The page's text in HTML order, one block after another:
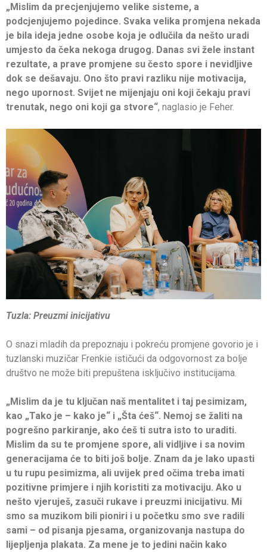
„Mislim da precjenjujemo velike sisteme, a
podcjenjujemo pojedince. Svaka velika promjena nekada
je bila ideja jedne osobe koja je odlučila da nešto uradi
umjesto da čeka nekoga drugog. Danas svi žele instant
rezultate, a prave promjene su često spore i nevidljive
dok se dešavaju. Ono što pravi razliku nije motivacija,
nego upornost. Svijet ne mijenjaju oni koji čekaju pravi
trenutak, nego oni koji ga stvore“, naglasio je Feher.
Tuzla: Preuzmi inicijativu
O snazi mladih da prepoznaju i pokreću promjene govorio je i
tuzlanski muzičar Frenkie ističući da odgovornost za bolje
društvo ne može biti prepuštena isključivo institucijama.
„Mislim da je tu ključan naš mentalitet i taj pesimizam,
kao „Tako je – kako je“ i „Šta ćeš“. Nemoj se žaliti na
pogrešno parkiranje, ako ćeš ti sutra isto to uraditi.
Mislim da su te promjene spore, ali vidljive i sa novim
generacijama će to biti još bolje. Znam da je lako upasti
u tu rupu pesimizma, ali uvijek pred očima treba imati
pozitivne primjere i njih koristiti za motivaciju. Ako u
nešto vjeruješ, zasuči rukave i preuzmi inicijativu. Mi
smo sa muzikom bili pioniri i u početku smo sve radili
sami – od pisanja pjesama, organizovanja nastupa do
lijepljenja plakata. Za mene je to jedini način kako